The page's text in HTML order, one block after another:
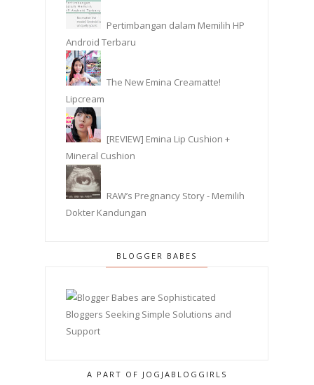
Pertimbangan dalam Memilih HP
Android Terbaru
The New Emina Creamatte!
Lipcream
[REVIEW] Emina Lip Cushion +
Mineral Cushion
RAW’s Pregnancy Story - Memilih
Dokter Kandungan
BLOGGER BABES
A PART OF JOGJABLOGGIRLS